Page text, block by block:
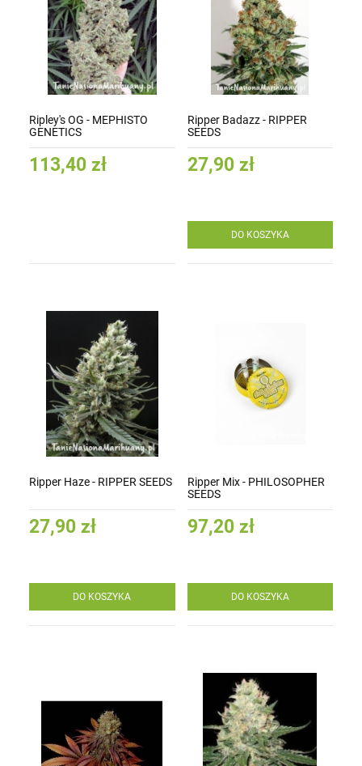
Ripley's OG - MEPHISTO
GENETICS
113,40 zł
Ripper Badazz - RIPPER
SEEDS
27,90 zł
DO KOSZYKA
Ripper Haze - RIPPER SEEDS
27,90 zł
DO KOSZYKA
Ripper Mix - PHILOSOPHER
SEEDS
97,20 zł
DO KOSZYKA